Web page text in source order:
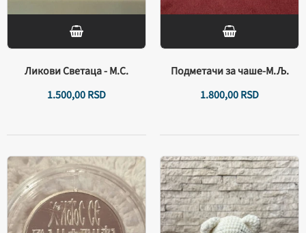
Ликови Светаца - М.С.
1.500,00RSD
Подметачи за чаше-М.Љ.
1.800,00RSD